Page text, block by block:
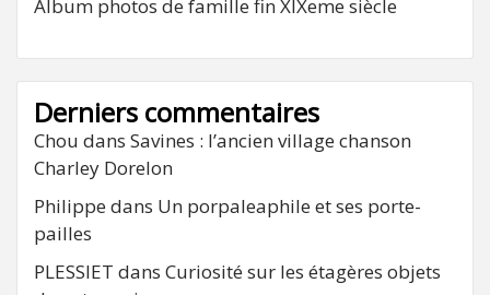
Album photos de famille fin XIXeme siècle
Derniers commentaires
Chou dans Savines : l’ancien village chanson
Charley Dorelon
Philippe dans Un porpaleaphile et ses porte-
pailles
PLESSIET dans Curiosité sur les étagères objets